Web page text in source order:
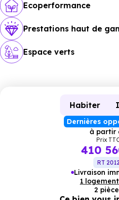
Ecoperformance
Prestations haut de
Espace verts
Habiter
Dernières
à partir
Prix
410
RT
Livraison
1
2